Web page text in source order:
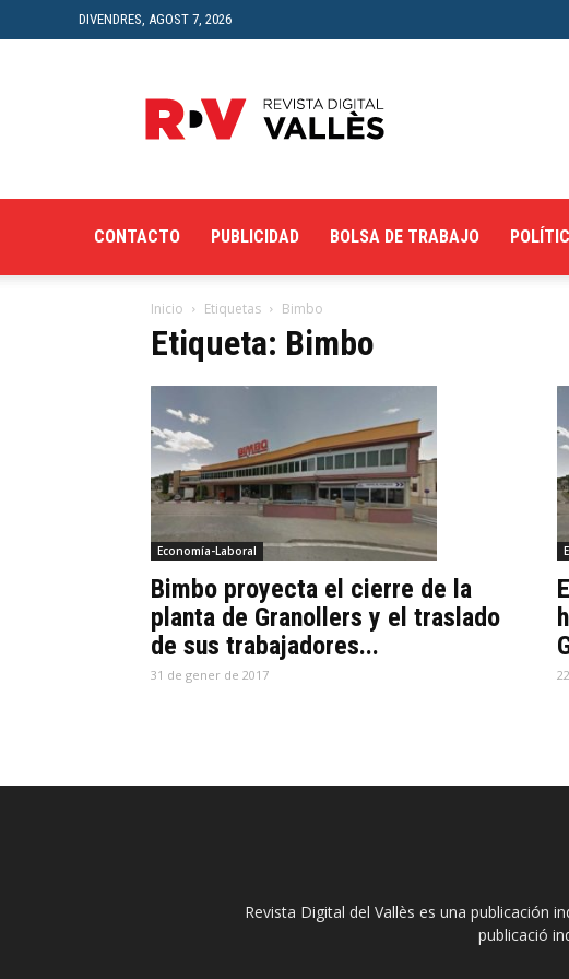
DIVENDRES, AGOST 7, 2026
Digital
del
CONTACTO PUBLICIDAD BOLSA DE TRABAJO
Inicio Etiquetas Bimbo
Etiqueta: Bimbo
Economía-Laboral
Bimbo proyecta el cierre de la
planta de Granollers y el traslado
de sus trabajadores...
31 de gener de 2017
Revista Digital del Vallès es una publicación
publicació